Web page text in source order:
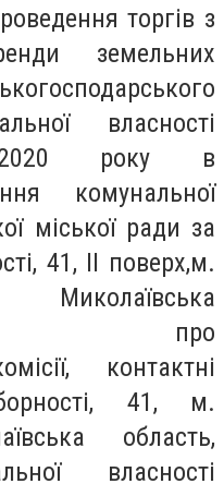
торгів з
земельних
власності
року в
комунальної
міської ради за
41, ІІ поверх,м.
про
контактні
41, м.
область,
власності